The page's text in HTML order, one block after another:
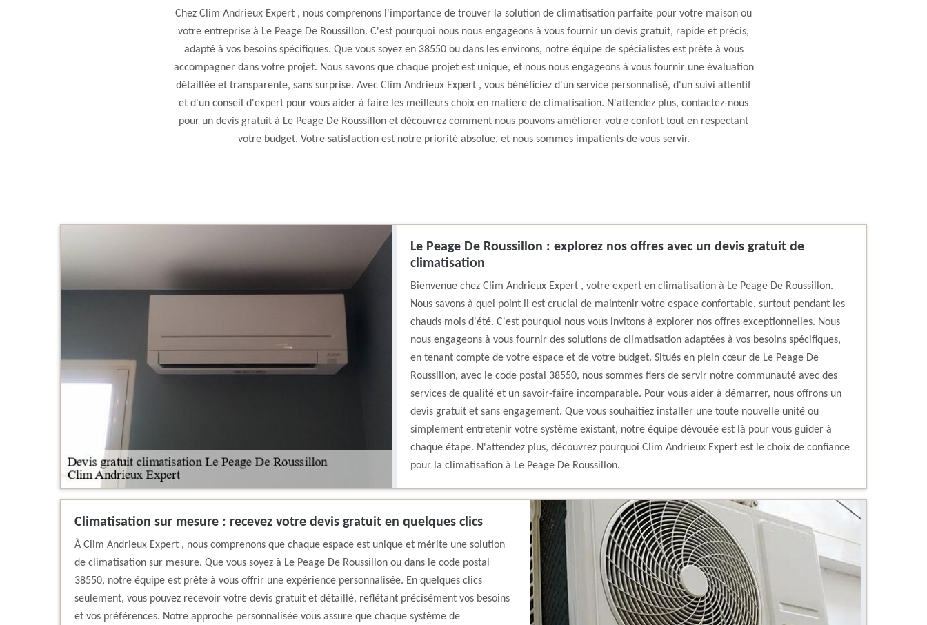
Chez Clim Andrieux Expert , nous comprenons l'importance de trouver la solution de climatisation parfaite pour votre maison ou
votre entreprise à Le Peage De Roussillon. C'est pourquoi nous nous engageons à vous fournir un devis gratuit, rapide et précis,
adapté à vos besoins spécifiques. Que vous soyez en 38550 ou dans les environs, notre équipe de spécialistes est prête à vous
accompagner dans votre projet. Nous savons que chaque projet est unique, et nous nous engageons à vous fournir une évaluation
détaillée et transparente, sans surprise. Avec Clim Andrieux Expert , vous bénéficiez d'un service personnalisé, d'un suivi attentif
et d'un conseil d'expert pour vous aider à faire les meilleurs choix en matière de climatisation. N'attendez plus, contactez-nous
pour un devis gratuit à Le Peage De Roussillon et découvrez comment nous pouvons améliorer votre confort tout en respectant
votre budget. Votre satisfaction est notre priorité absolue, et nous sommes impatients de vous servir.
Le Peage De Roussillon : explorez nos offres avec un devis gratuit de
climatisation
Bienvenue chez Clim Andrieux Expert , votre expert en climatisation à Le Peage De Roussillon.
Nous savons à quel point il est crucial de maintenir votre espace confortable, surtout pendant les
chauds mois d'été. C'est pourquoi nous vous invitons à explorer nos offres exceptionnelles. Nous
nous engageons à vous fournir des solutions de climatisation adaptées à vos besoins spécifiques,
en tenant compte de votre espace et de votre budget. Situés en plein cœur de Le Peage De
Roussillon, avec le code postal 38550, nous sommes fiers de servir notre communauté avec des
services de qualité et un savoir-faire incomparable. Pour vous aider à démarrer, nous offrons un
devis gratuit et sans engagement. Que vous souhaitiez installer une toute nouvelle unité ou
simplement entretenir votre système existant, notre équipe dévouée est là pour vous guider à
chaque étape. N'attendez plus, découvrez pourquoi Clim Andrieux Expert est le choix de confiance
pour la climatisation à Le Peage De Roussillon.
Climatisation sur mesure : recevez votre devis gratuit en quelques clics
À Clim Andrieux Expert , nous comprenons que chaque espace est unique et mérite une solution
de climatisation sur mesure. Que vous soyez à Le Peage De Roussillon ou dans le code postal
38550, notre équipe est prête à vous offrir une expérience personnalisée. En quelques clics
seulement, vous pouvez recevoir votre devis gratuit et détaillé, reflétant précisément vos besoins
et vos préférences. Notre approche personnalisée vous assure que chaque système de